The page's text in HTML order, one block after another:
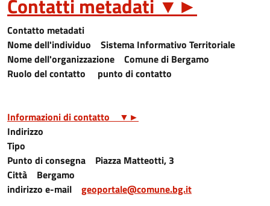
Contatti metadati ▼ ►
Contatto metadati
Nome dell'individuo Sistema Informativo Territoriale
Nome dell'organizzazione Comune di Bergamo
Ruolo del contatto punto di contatto
Informazioni di contatto ▼ ►
Indirizzo
Tipo
Punto di consegna Piazza Matteotti, 3
Città Bergamo
indirizzo e-mail
geoportale@comune.bg.it